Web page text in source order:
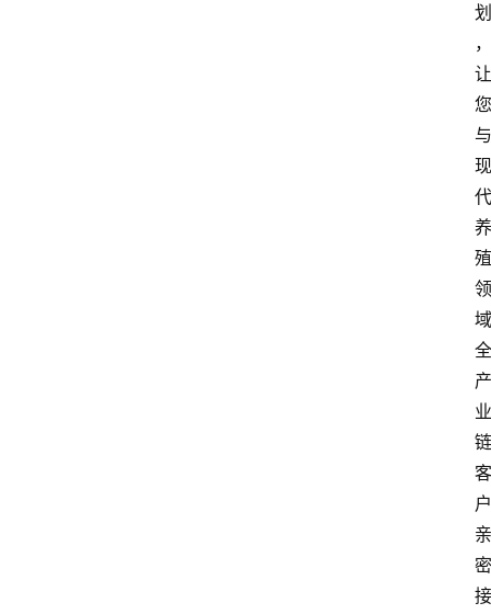
划
，
让
您
与
现
代
养
殖
领
域
全
产
业
链
客
户
亲
密
接